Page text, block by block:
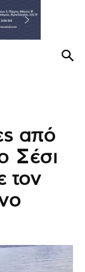
από
Σέσι
τον